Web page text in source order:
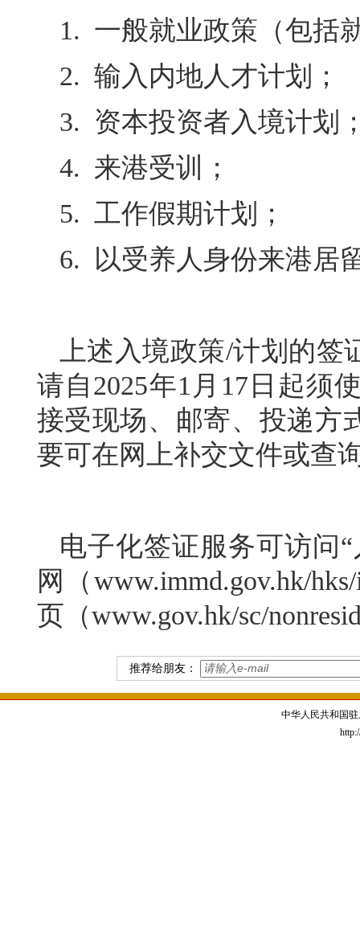
1. 一般就业政策（包括
2. 输入内地人才计划；
3. 资本投资者入境计划
4. 来港受训；
5. 工作假期计划；
6. 以受养人身份来港居
上述入境政策/计划的
请自2025年1月17日起须
接受现场、邮寄、投递方
要可在网上补交文件或查
电子化签证服务可访问
网（www.immd.gov.hk/
页（www.gov.hk/sc/
推荐给朋友：
中华人民共和国